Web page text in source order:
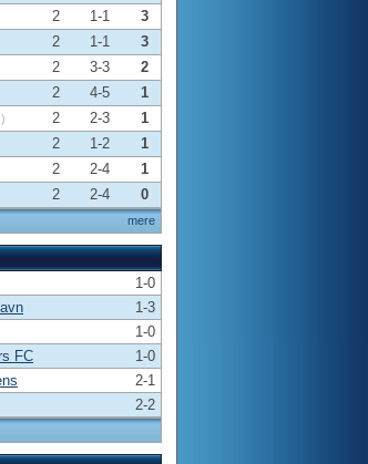
mere
2 1-1
3
2 1-1
3
2 3-3
2
2 4-5
1
2 2-3
1
2 1-2
1
2 2-4
1
2 2-4 0
1-0
1-3
1-0
FC
1-0
2-1
2-2